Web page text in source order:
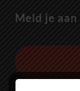
Meld je